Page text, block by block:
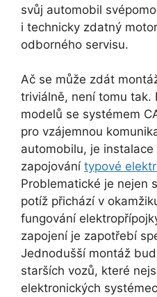
svůj automobil
i technicky zdatný
odborného servisu.
Ač se může zdát
triviálně, není tomu tak.
modelů se systémem
pro vzájemnou
automobilu, je
zapojování typové
Problematické je nejen
potíž přichází v
fungování
zapojení je zapotřebí
Jednodušší montáž
starších vozů, které
elektronických